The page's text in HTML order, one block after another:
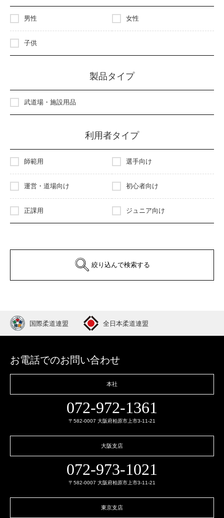
男性 女性
子供
製品タイプ
武道場・施設用品
利用者タイプ
師範用 選手向け
運営・道場向け 初心者向け
正課用 ジュニア向け
絞り込んで検索する
国際柔道連盟 全日本柔道連盟
お電話でのお問い合わせ
本社
072-972-1361
〒582-0007 大阪府柏原市上市3-11-21
大阪支店
072-973-1021
〒582-0007 大阪府柏原市上市3-11-21
東京支店